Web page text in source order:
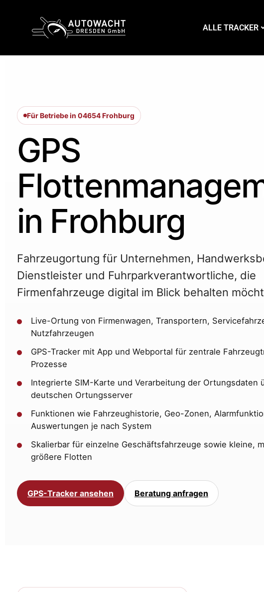
ALLE TRACKER
Für Betriebe in 04654 Frohburg
GPS
in Frohburg
Fahrzeugortung für Unternehmen,
Dienstleister und Fuhrparkverantwortliche, die
Firmenfahrzeuge digital im Blick behalten
Live-Ortung von Firmenwagen, Transportern,
Nutzfahrzeugen
GPS-Tracker mit App und Webportal für zentrale
Prozesse
Integrierte SIM-Karte und Verarbeitung der Ortungsdaten
deutschen Ortungsserver
Funktionen wie Fahrzeughistorie, Geo-Zonen,
Auswertungen je nach System
Skalierbar für einzelne Geschäftsfahrzeuge sowie kleine,
größere Flotten
GPS-Tracker ansehen Beratung anfragen